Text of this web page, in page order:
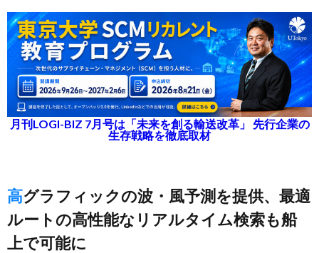
月刊LOGI-BIZ 7月号は「未来を創る輸送改革」 先行企業の
生存戦略を徹底取材
高グラフィックの波・風予測を提供、最適
ルートの高性能なリアルタイム検索も船
上で可能に